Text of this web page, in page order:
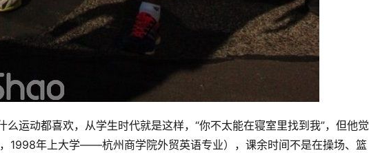
运动都喜欢，从学生时代就是这样，“你不太能在寝室里找到我”，但他觉
1998年上大学——杭州商学院外贸英语专业），课余时间不是在操场、篮